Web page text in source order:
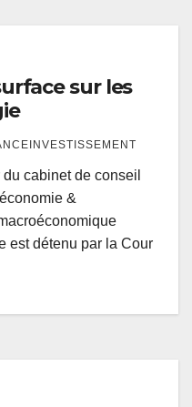
sur les
cabinet de conseil
&
est détenu par la Cour